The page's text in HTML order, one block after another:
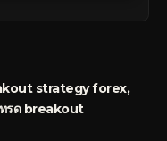
strategy forex
รด breakout